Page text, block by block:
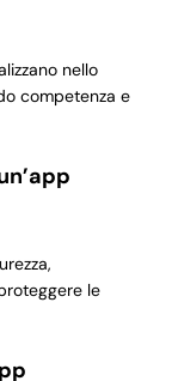
nello
competenza e
le